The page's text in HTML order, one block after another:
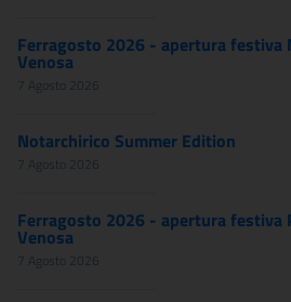
Ferragosto 2026 - apertura festiva
Venosa
7 Agosto 2026
Notarchirico Summer Edition
7 Agosto 2026
Ferragosto 2026 - apertura festiva
Venosa
7 Agosto 2026